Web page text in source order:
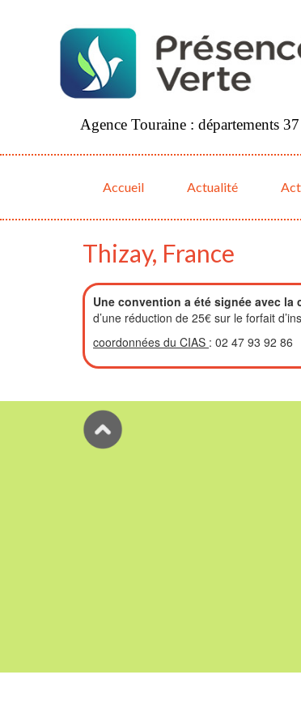
Accueil Actualité
Agence Touraine : départements 37
Thizay, France
Une convention a été signée avec la
d’une réduction de 25€ sur le forfait
coordonnées du CIAS : 02 47 93 92 86